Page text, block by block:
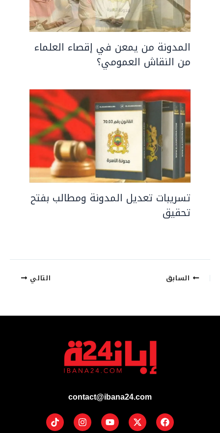
المدونة من يمعن في إقصاء العلماء
من النقاش العمومي؟
تسريبات تعديل المدونة ومطالب بفتح
تحقيق
السابق التالي
contact@ibana24.com
Facebook
X-
twitter
Youtube
Instagram
Tiktok